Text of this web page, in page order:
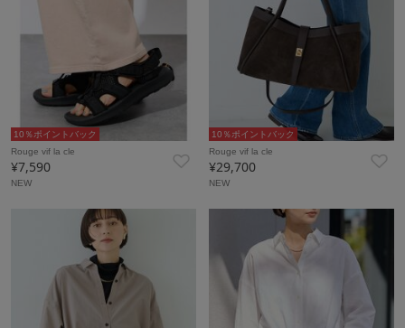
10％ポイントバック
Rouge vif la cle
¥7,590
NEW
10％ポイントバック
Rouge vif la cle
¥29,700
NEW